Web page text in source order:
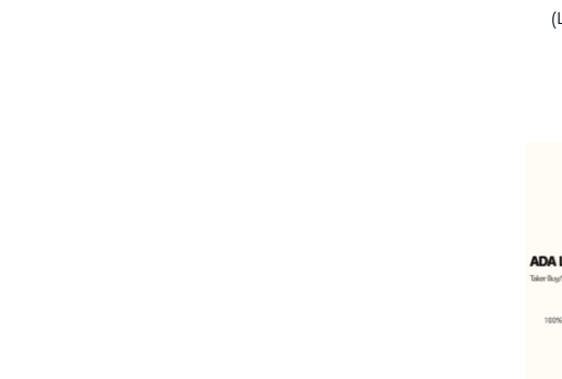
در بازار مشتقه، داده‌های پلتفرم CoinGlass نشان می‌دهد که نسبت موقعیت‌های خرید به فروش (Long-to-Short Ratio)